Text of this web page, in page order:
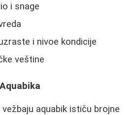
i snage
i nivoe kondicije
veštine
aquabik ističu brojne